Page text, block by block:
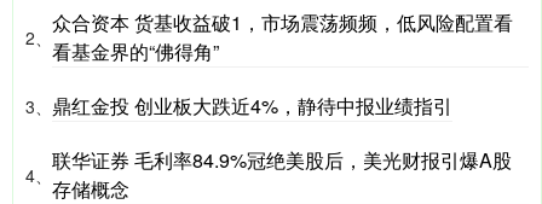
2、
众合资本 货基收益破1，市场震荡频频，低风险配置看
看基金界的“佛得角”
3、 鼎红金投 创业板大跌近4%，静待中报业绩指引
4、
联华证券 毛利率84.9%冠绝美股后，美光财报引爆A股
存储概念